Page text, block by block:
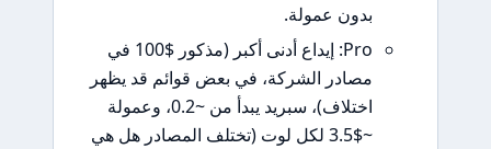
بدون عمولة.
Pro: إيداع أدنى أكبر (مذكور $100 في
مصادر الشركة، في بعض قوائم قد يظهر
اختلاف)، سبريد يبدأ من ~0.2، وعمولة
~$3.5 لكل لوت (تختلف المصادر هل هي